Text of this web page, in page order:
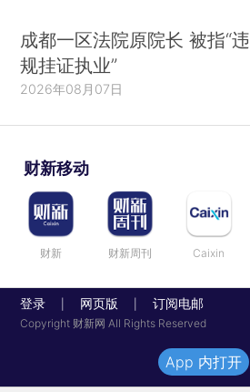
成都一区法院原院长 被指“违
规挂证执业”
2026年08月07日
财新移动
财新 财新周刊 Caixin
登录 网页版 订阅电邮
Copyright 财新网 All Rights Reserved
App 内打开